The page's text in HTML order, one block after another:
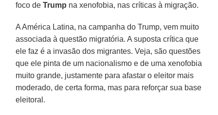
foco deTrump na xenofobia, nas críticas à migração.
A América Latina, na campanha do Trump, vem muito
associada à questão migratória. A suposta crítica que
ele faz é a invasão dos migrantes. Veja, são questões
que ele pinta de um nacionalismo e de uma xenofobia
muito grande, justamente para afastar o eleitor mais
moderado, de certa forma, mas para reforçar sua base
eleitoral.